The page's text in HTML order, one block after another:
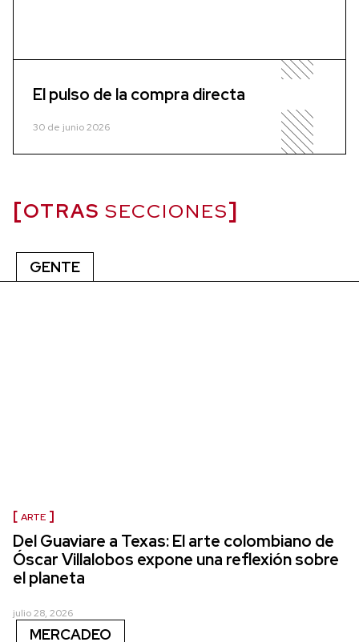
El pulso de la compra directa
30 de junio 2026
OTRAS SECCIONES
GENTE
ARTE
Del Guaviare a Texas: El arte colombiano de
Óscar Villalobos expone una reflexión sobre
el planeta
julio 28, 2026
MERCADEO